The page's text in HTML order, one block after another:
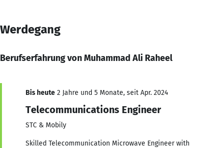
Werdegang
Berufserfahrung von Muhammad Ali Raheel
Bis heute 2 Jahre und 5 Monate, seit Apr. 2024
Telecommunications Engineer
STC & Mobily
Skilled Telecommunication Microwave Engineer with